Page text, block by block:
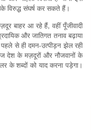
विरुद्ध संघर्ष कर सकते हैं।
बाहर आ रहे हैं, वहीं पूँजीवादी
और जातिगत तनाव बढ़ाया
से ही दमन-उत्पीड़न झेल रही
देश के मज़दूरों और नौजवानों के
के शब्दों को याद करना पड़ेगा।